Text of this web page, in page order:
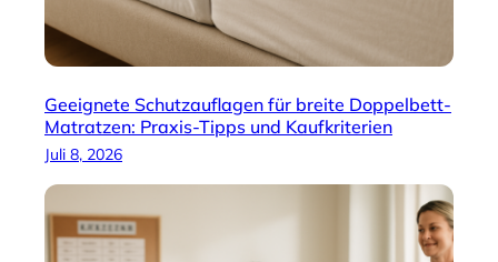
Geeignete Schutzauflagen für breite Doppelbett-
Matratzen: Praxis-Tipps und Kaufkriterien
Juli 8, 2026